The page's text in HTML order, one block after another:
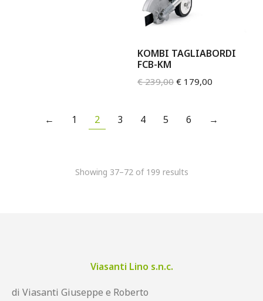
KOMBI TAGLIABORDI
FCB-KM
€239,00 € 179,00
← 1 2 3 4 5 6 →
Showing 37–72 of 199 results
Viasanti Lino s.n.c.
di Viasanti Giuseppe e Roberto